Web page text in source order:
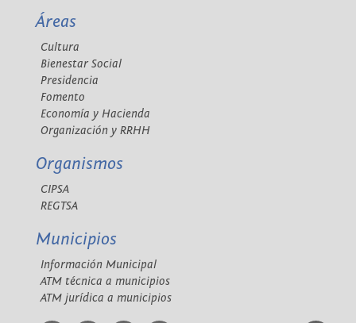
Áreas
Cultura
Bienestar Social
Presidencia
Fomento
Economía y Hacienda
Organización y RRHH
Organismos
CIPSA
REGTSA
Municipios
Información Municipal
ATM técnica a municipios
ATM jurídica a municipios